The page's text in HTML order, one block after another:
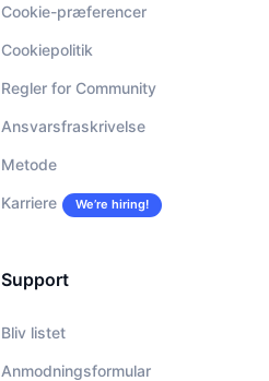
Cookie-præferencer
Cookiepolitik
Regler for Community
Ansvarsfraskrivelse
Metode
Karriere We’re hiring!
Support
Bliv listet
Anmodningsformular